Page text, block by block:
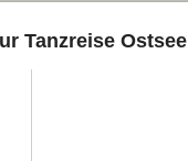
Tanzreise Ostsee